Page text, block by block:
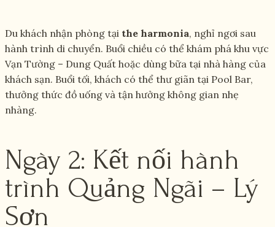
Du khách nhận phòng tại the harmonia, nghỉ ngơi sau
hành trình di chuyển. Buổi chiều có thể khám phá khu vực
Vạn Tường – Dung Quất hoặc dùng bữa tại nhà hàng của
khách sạn. Buổi tối, khách có thể thư giãn tại Pool Bar,
thưởng thức đồ uống và tận hưởng không gian nhẹ
nhàng.
Ngày 2: Kết nối hành
trình Quảng Ngãi – Lý
Sơn